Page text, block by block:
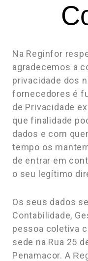
Na Reginfor
agradecemos a
privacidade dos
fornecedores é
de Privacidade
que finalidade
dados e com
tempo os
de entrar em
o seu legítimo
Os seus dados
Contabilidade,
pessoa coletiva
sede na Rua 25
Penamacor. A